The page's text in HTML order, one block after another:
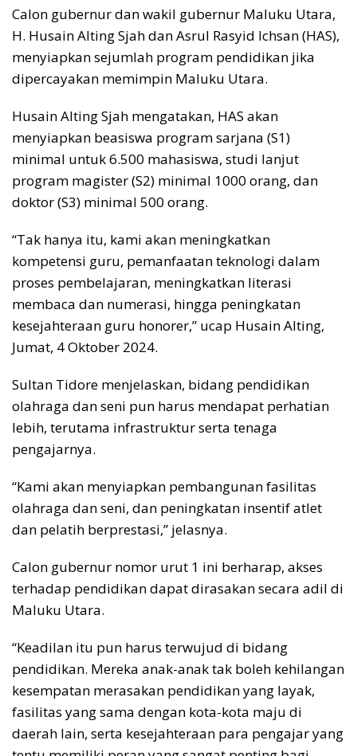
Calon gubernur dan wakil gubernur Maluku Utara,
H. Husain Alting Sjah dan Asrul Rasyid Ichsan (HAS),
menyiapkan sejumlah program pendidikan jika
dipercayakan memimpin Maluku Utara.
Husain Alting Sjah mengatakan, HAS akan
menyiapkan beasiswa program sarjana (S1)
minimal untuk 6.500 mahasiswa, studi lanjut
program magister (S2) minimal 1000 orang, dan
doktor (S3) minimal 500 orang.
“Tak hanya itu, kami akan meningkatkan
kompetensi guru, pemanfaatan teknologi dalam
proses pembelajaran, meningkatkan literasi
membaca dan numerasi, hingga peningkatan
kesejahteraan guru honorer,” ucap Husain Alting,
Jumat, 4 Oktober 2024.
Sultan Tidore menjelaskan, bidang pendidikan
olahraga dan seni pun harus mendapat perhatian
lebih, terutama infrastruktur serta tenaga
pengajarnya.
“Kami akan menyiapkan pembangunan fasilitas
olahraga dan seni, dan peningkatan insentif atlet
dan pelatih berprestasi,” jelasnya.
Calon gubernur nomor urut 1 ini berharap, akses
terhadap pendidikan dapat dirasakan secara adil di
Maluku Utara.
“Keadilan itu pun harus terwujud di bidang
pendidikan. Mereka anak-anak tak boleh kehilangan
kesempatan merasakan pendidikan yang layak,
fasilitas yang sama dengan kota-kota maju di
daerah lain, serta kesejahteraan para pengajar yang